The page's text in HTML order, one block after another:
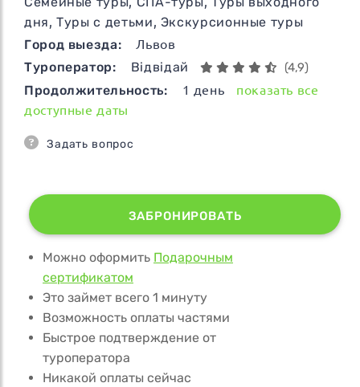
дня,Туры с детьми, Экскурсионные туры
Город выезда:
Львов
Туроператор: Відвідай (4,9)
Продолжительность: 1 день
показать все
доступные даты
Задать вопрос
ЗАБРОНИРОВАТЬ
Можно оформить Подарочным
сертификатом
Это займет всего 1 минуту
Возможность оплаты частями
Быстрое подтверждение от
туроператора
Никакой оплаты сейчас